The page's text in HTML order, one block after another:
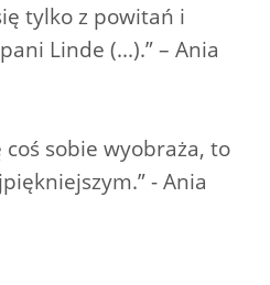
tylko z powitań i
Linde (...).” – Ania
coś sobie wyobraża, to
- Ania